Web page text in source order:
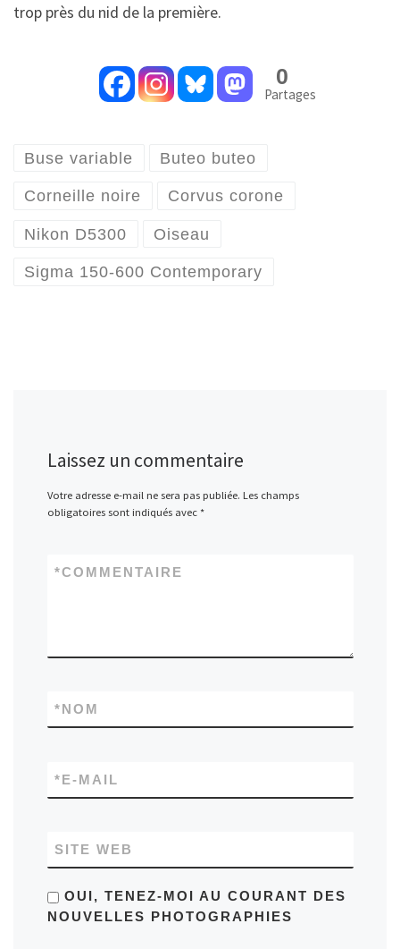
trop près du nid de la première.
0
Partages
Buse variable Buteo buteo
Corneille noire Corvus corone
Nikon D5300 Oiseau
Sigma 150-600 Contemporary
Laissez un commentaire
Votre adresse e-mail ne sera pas publiée. Les champs
obligatoires sont indiqués avec *
COMMENTAIRE
*
NOM
*
E-MAIL
*
SITE WEB
OUI, TENEZ-MOI AU COURANT DES
NOUVELLES PHOTOGRAPHIES